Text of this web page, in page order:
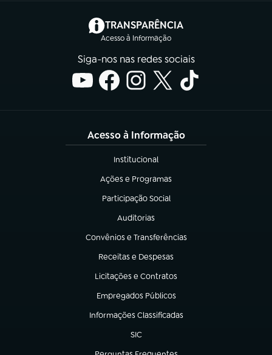
TRANSPARÊNCIA
Acesso à Informação
(abre em nova aba)
Siga-nos nas redes sociais
Acesso à Informação
Institucional
(abre em nova aba)
Ações e Programas
(abre em nova aba)
Participação Social
(abre em nova aba)
Auditorias
(abre em nova aba)
Convênios e Transferências
(abre em nova aba)
Receitas e Despesas
(abre em nova aba)
Licitações e Contratos
(abre em nova aba)
Empregados Públicos
(abre em nova aba)
Informações Classificadas
(abre em nova aba)
SIC
(abre em nova aba)